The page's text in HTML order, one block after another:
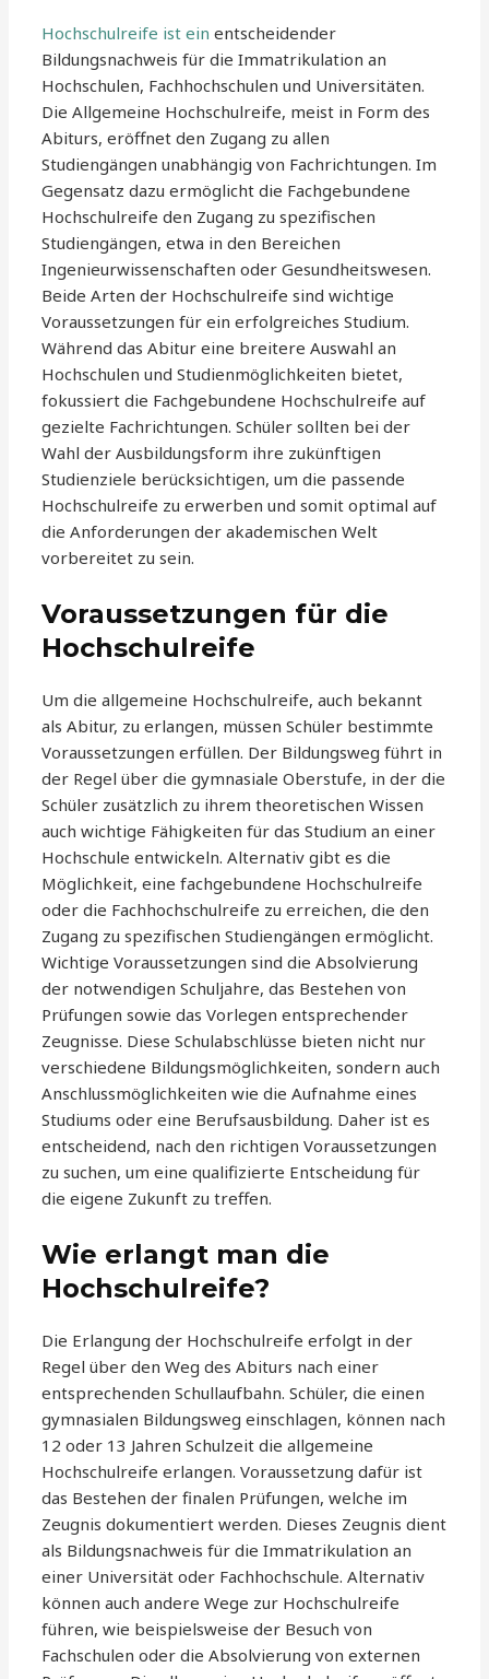
Hochschulreife ist ein entscheidender
Bildungsnachweis für die Immatrikulation an
Hochschulen, Fachhochschulen und Universitäten.
Die Allgemeine Hochschulreife, meist in Form des
Abiturs, eröffnet den Zugang zu allen
Studiengängen unabhängig von Fachrichtungen. Im
Gegensatz dazu ermöglicht die Fachgebundene
Hochschulreife den Zugang zu spezifischen
Studiengängen, etwa in den Bereichen
Ingenieurwissenschaften oder Gesundheitswesen.
Beide Arten der Hochschulreife sind wichtige
Voraussetzungen für ein erfolgreiches Studium.
Während das Abitur eine breitere Auswahl an
Hochschulen und Studienmöglichkeiten bietet,
fokussiert die Fachgebundene Hochschulreife auf
gezielte Fachrichtungen. Schüler sollten bei der
Wahl der Ausbildungsform ihre zukünftigen
Studienziele berücksichtigen, um die passende
Hochschulreife zu erwerben und somit optimal auf
die Anforderungen der akademischen Welt
vorbereitet zu sein.
Voraussetzungen für die
Hochschulreife
Um die allgemeine Hochschulreife, auch bekannt
als Abitur, zu erlangen, müssen Schüler bestimmte
Voraussetzungen erfüllen. Der Bildungsweg führt in
der Regel über die gymnasiale Oberstufe, in der die
Schüler zusätzlich zu ihrem theoretischen Wissen
auch wichtige Fähigkeiten für das Studium an einer
Hochschule entwickeln. Alternativ gibt es die
Möglichkeit, eine fachgebundene Hochschulreife
oder die Fachhochschulreife zu erreichen, die den
Zugang zu spezifischen Studiengängen ermöglicht.
Wichtige Voraussetzungen sind die Absolvierung
der notwendigen Schuljahre, das Bestehen von
Prüfungen sowie das Vorlegen entsprechender
Zeugnisse. Diese Schulabschlüsse bieten nicht nur
verschiedene Bildungsmöglichkeiten, sondern auch
Anschlussmöglichkeiten wie die Aufnahme eines
Studiums oder eine Berufsausbildung. Daher ist es
entscheidend, nach den richtigen Voraussetzungen
zu suchen, um eine qualifizierte Entscheidung für
die eigene Zukunft zu treffen.
Wie erlangt man die
Hochschulreife?
Die Erlangung der Hochschulreife erfolgt in der
Regel über den Weg des Abiturs nach einer
entsprechenden Schullaufbahn. Schüler, die einen
gymnasialen Bildungsweg einschlagen, können nach
12 oder 13 Jahren Schulzeit die allgemeine
Hochschulreife erlangen. Voraussetzung dafür ist
das Bestehen der finalen Prüfungen, welche im
Zeugnis dokumentiert werden. Dieses Zeugnis dient
als Bildungsnachweis für die Immatrikulation an
einer Universität oder Fachhochschule. Alternativ
können auch andere Wege zur Hochschulreife
führen, wie beispielsweise der Besuch von
Fachschulen oder die Absolvierung von externen